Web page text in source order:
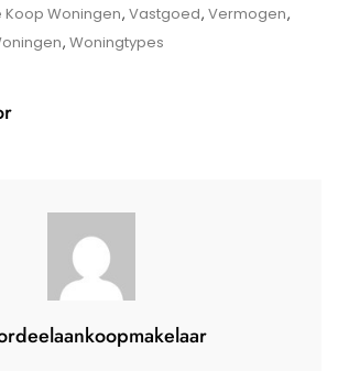
Te
Koop Woningen, Vastgoed, Vermogen,
, Woningtypes